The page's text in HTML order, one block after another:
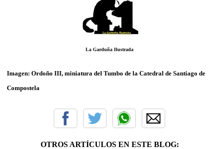
La Garduña Ilustrada
Imagen: Ordoño III, miniatura del Tumbo de la Catedral de Santiago de
Compostela
OTROS ARTÍCULOS EN ESTE BLOG: